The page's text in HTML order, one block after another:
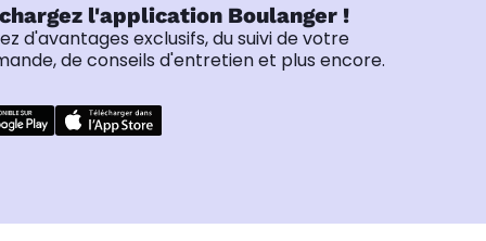
l'application Boulanger !
d'avantages exclusifs, du suivi de votre
de conseils d'entretien et plus encore.